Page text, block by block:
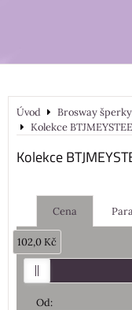
Úvod Brosway šperky
Kolekce
Kolekce
Cena
Od:
102,0 Kč